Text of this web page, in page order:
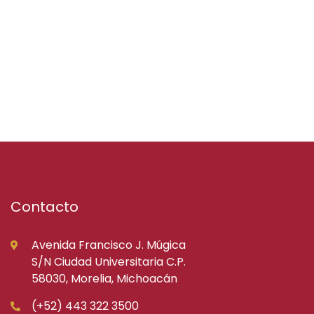
Contacto
Avenida Francisco J. Múgica
S/N Ciudad Universitaria C.P.
58030, Morelia, Michoacán
(+52) 443 322 3500